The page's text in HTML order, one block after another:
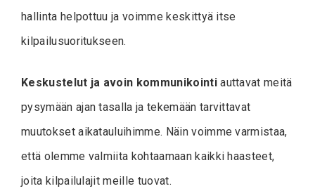
hallinta helpottuu ja voimme keskittyä itse
kilpailusuoritukseen.
Keskustelut ja avoin kommunikointiauttavat meitä
pysymään ajan tasalla ja tekemään tarvittavat
muutokset aikatauluihimme. Näin voimme varmistaa,
että olemme valmiita kohtaamaan kaikki haasteet,
joita kilpailulajit meille tuovat.